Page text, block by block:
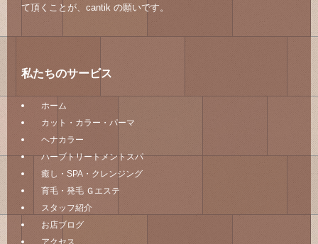
て頂くことが、cantik の願いです。
私たちのサービス
ホーム
カット・カラー・パーマ
ヘナカラー
ハーブトリートメントスパ
癒し・SPA・クレンジング
育毛・発毛 Ｇエステ
スタッフ紹介
お店ブログ
アクセス